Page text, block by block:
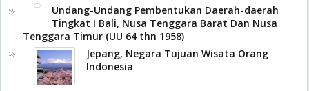
Undang-Undang Pembentukan Daerah-daerah
Tingkat I Bali, Nusa Tenggara Barat Dan Nusa
Tenggara Timur (UU 64 thn 1958)
Jepang, Negara Tujuan Wisata Orang
Indonesia